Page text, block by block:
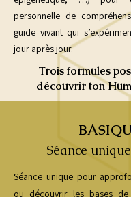
personnelle de
guide vivant qui
jour après jour.
Trois formules
découvrir ton
Séance
Séance unique pour
ou découvrir les bases